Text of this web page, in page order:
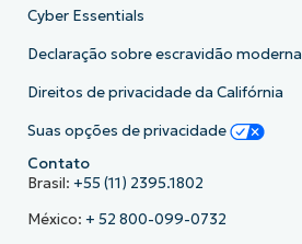
Cyber Essentials
Declaração sobre escravidão moderna
Direitos de privacidade da Califórnia
Suas opções de privacidade
Contato
Brasil: +55 (11) 2395.1802
México: + 52 800-099-0732